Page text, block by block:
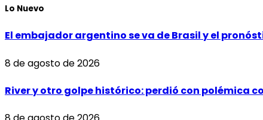
Lo Nuevo
El embajador argentino se va de Brasil y el
8 de agosto de 2026
River y otro golpe histórico: perdió con polémica